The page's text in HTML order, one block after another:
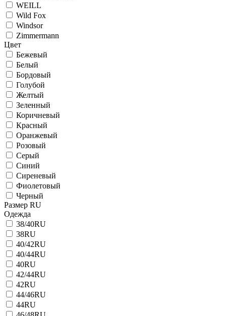
WEILL
Wild Fox
Windsor
Zimmermann
Цвет
Бежевый
Белый
Бордовый
Голубой
Желтый
Зеленный
Коричневый
Красный
Оранжевый
Розовый
Серый
Синий
Сиреневый
Фиолетовый
Черный
Размер RU
Одежда
38/40RU
38RU
40/42RU
40/44RU
40RU
42/44RU
42RU
44/46RU
44RU